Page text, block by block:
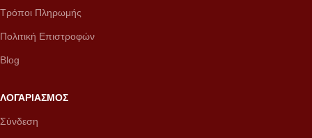
Τρόποι Πληρωμής
Πολιτική Επιστροφών
Blog
ΛΟΓΑΡΙΑΣΜΟΣ
Σύνδεση